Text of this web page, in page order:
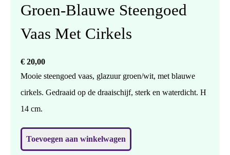
Groen-Blauwe Steengoed
Vaas Met Cirkels
€ 20,00
Mooie steengoed vaas, glazuur groen/wit, met blauwe
cirkels. Gedraaid op de draaischijf, sterk en waterdicht. H
14 cm.
Toevoegen aan winkelwagen